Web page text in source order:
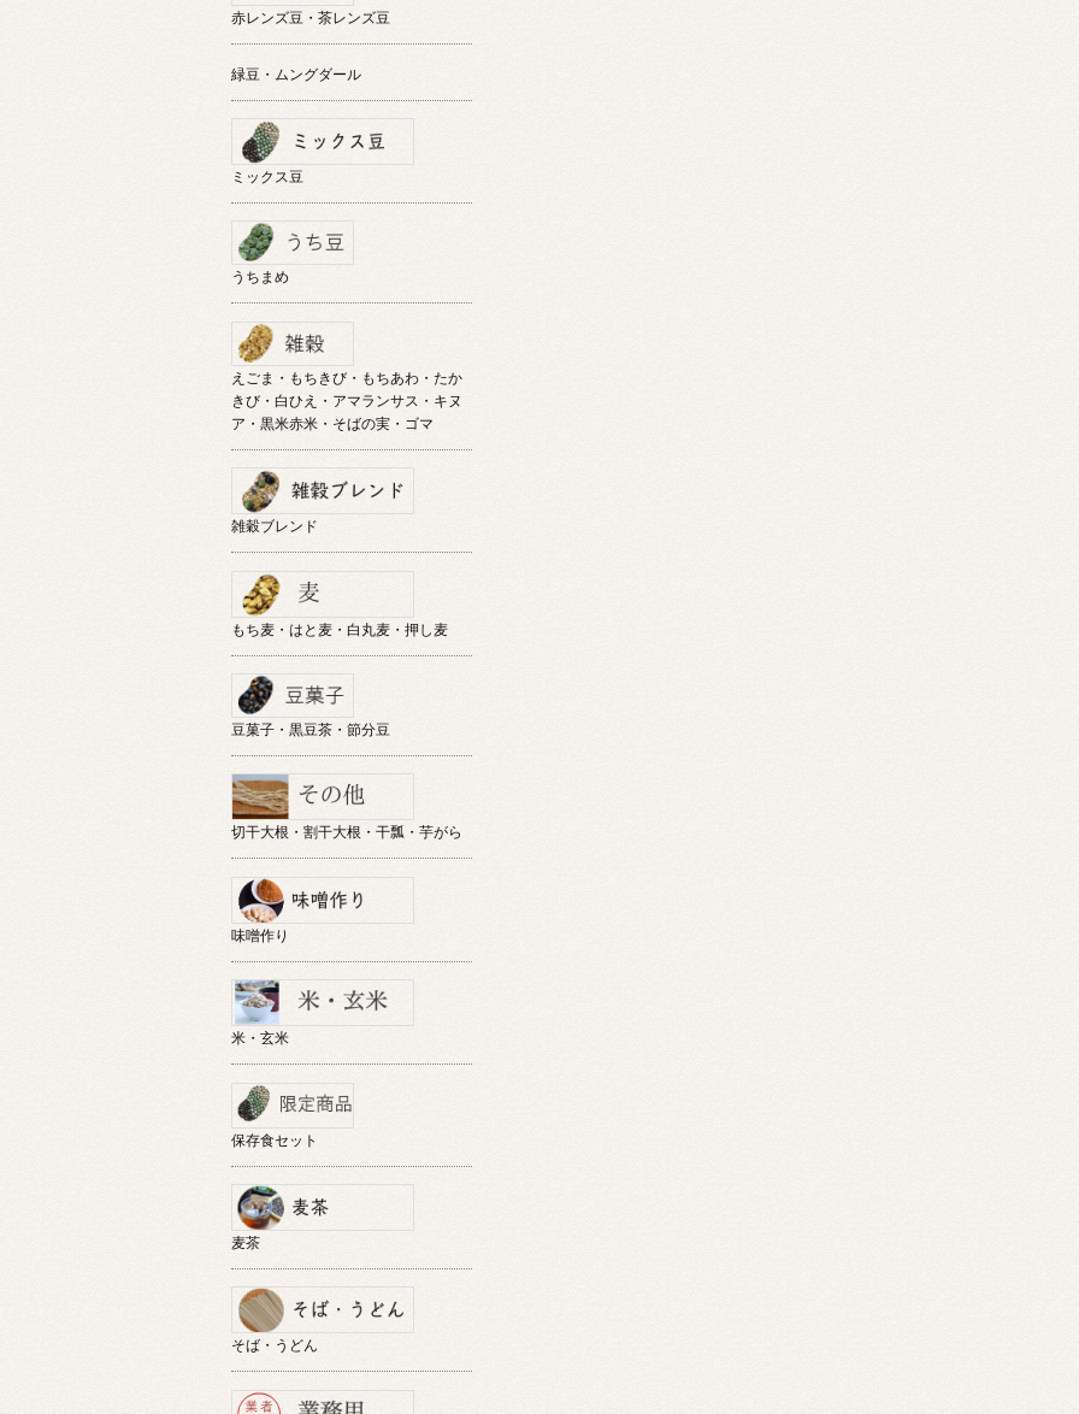
赤レンズ豆・茶レンズ豆
緑豆・ムングダール
ミックス豆
うちまめ
えごま・もちきび・もちあわ・たか
きび・白ひえ・アマランサス・キヌ
ア・黒米赤米・そばの実・ゴマ
雑穀ブレンド
もち麦・はと麦・白丸麦・押し麦
豆菓子・黒豆茶・節分豆
切干大根・割干大根・干瓢・芋がら
味噌作り
米・玄米
保存食セット
麦茶
そば・うどん